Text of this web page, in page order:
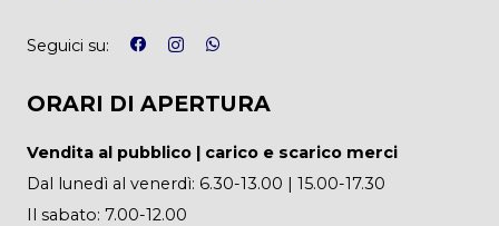
Seguici su:
ORARI DI APERTURA
Vendita al pubblico | carico e scarico merci
Dal lunedì al venerdì: 6.30-13.00 | 15.00-17.30
Il sabato: 7.00-12.00